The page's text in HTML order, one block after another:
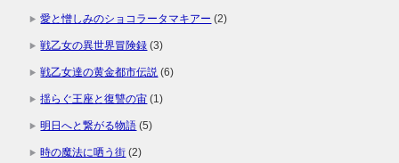
愛と憎しみのショコラータマキアー (2)
戦乙女の異世界冒険録 (3)
戦乙女達の黄金都市伝説 (6)
揺らぐ王座と復讐の宙 (1)
明日へと繋がる物語 (5)
時の魔法に哂う街 (2)